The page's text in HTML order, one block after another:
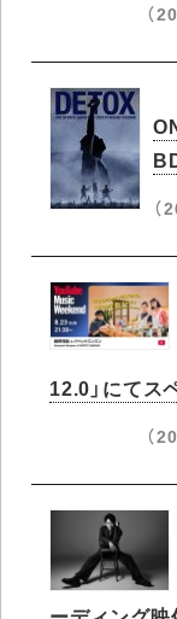
（
12.0」にてス
（